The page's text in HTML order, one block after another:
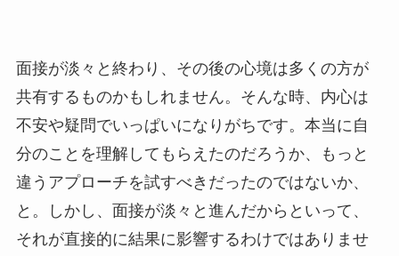
面接が淡々と終わり、その後の心境は多くの方が
共有するものかもしれません。そんな時、内心は
不安や疑問でいっぱいになりがちです。本当に自
分のことを理解してもらえたのだろうか、もっと
違うアプローチを試すべきだったのではないか、
と。しかし、面接が淡々と進んだからといって、
それが直接的に結果に影響するわけではありませ